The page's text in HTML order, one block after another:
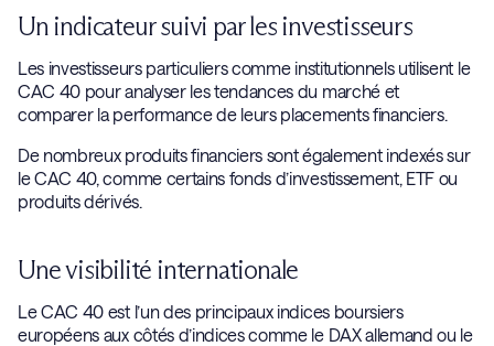
Un indicateur suivi par les investisseurs
Les investisseurs particuliers comme institutionnels utilisent le
CAC 40 pour analyser les tendances du marché et
comparer la performance de leurs placements financiers.
De nombreux produits financiers sont également indexés sur
le CAC 40, comme certains fonds d’investissement, ETF ou
produits dérivés.
Une visibilité internationale
Le CAC 40 est l’un des principaux indices boursiers
européens aux côtés d’indices comme le DAX allemand ou le